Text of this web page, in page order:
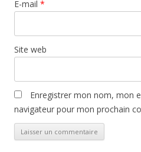
E-mail *
Site web
Enregistrer mon nom, mon
navigateur pour mon prochain